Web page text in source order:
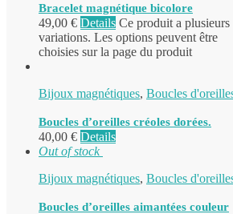
Bracelet magnétique bicolore
49,00 € Details Ce produit a plusieurs
variations. Les options peuvent être
choisies sur la page du produit
Bijoux magnétiques, Boucles
Boucles d’oreilles créoles dorées.
40,00 € Details
Out of stock
Bijoux magnétiques, Boucles
Boucles d’oreilles aimantées couleur